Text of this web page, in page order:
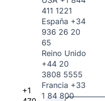
+1
411 1221
España +34
936 26 20
65
Reino Unido
+44 20
3808 5555
Francia +33
1 84 800